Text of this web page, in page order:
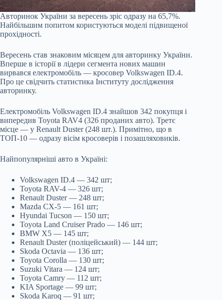
Авторинок України за вересень зріс одразу на 65,7%.
Найбільшим попитом користуються моделі підвищеної
прохідності.
Вересень став знаковим місяцем для авторинку України.
Вперше в історії в лідери сегмента нових машин
вирвався електромобіль — кросовер Volkswagen ID.4.
Про це свідчить статистика Інституту дослідження
авторинку.
Електромобіль Volkswagen ID.4 знайшов 342 покупця і
випередив Toyota RAV4 (326 проданих авто). Третє
місце — у Renault Duster (248 шт.). Примітно, що в
ТОП-10 — одразу вісім кросоверів і позашляховиків.
Найпопулярніші авто в Україні:
Volkswagen ID.4 — 342 шт;
Toyota RAV-4 — 326 шт;
Renault Duster — 248 шт;
Mazda CX-5 — 161 шт;
Hyundai Tucson — 150 шт;
Toyota Land Cruiser Prado — 146 шт;
BMW X5 — 145 шт;
Renault Duster (поліцейський) — 144 шт;
Skoda Octavia — 136 шт;
Toyota Corolla — 130 шт;
Suzuki Vitara — 124 шт;
Toyota Camry — 112 шт;
KIA Sportage — 99 шт;
Skoda Karoq — 91 шт;